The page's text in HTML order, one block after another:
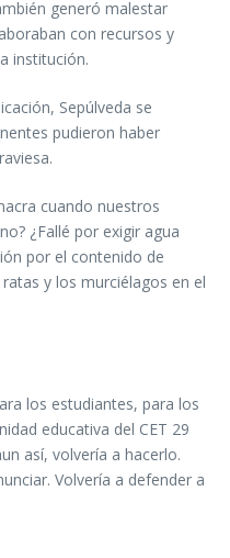
generó malestar
con recursos y
institución.
Sepúlveda se
pudieron haber
cuando nuestros
¿Fallé por exigir agua
por el contenido de
y los murciélagos en el
los estudiantes, para los
educativa del CET 29
así, volvería a hacerlo.
Volvería a defender a